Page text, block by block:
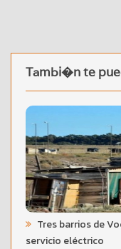
Tambi�n te
Tres barrios de
servicio eléctrico